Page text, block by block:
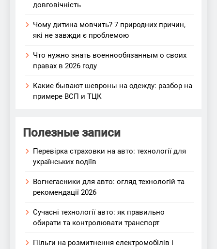
довговічність
Чому дитина мовчить? 7 природних причин,
які не завжди є проблемою
Что нужно знать военнообязанным о своих
правах в 2026 году
Какие бывают шевроны на одежду: разбор на
примере ВСП и ТЦК
Полезные записи
Перевірка страховки на авто: технології для
українських водіїв
Вогнегасники для авто: огляд технологій та
рекомендації 2026
Сучасні технології авто: як правильно
обирати та контролювати транспорт
Пільги на розмитнення електромобілів і